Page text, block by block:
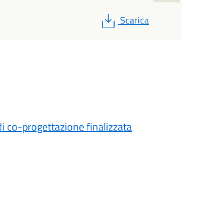
PDF
Scarica
co-progettazione finalizzata